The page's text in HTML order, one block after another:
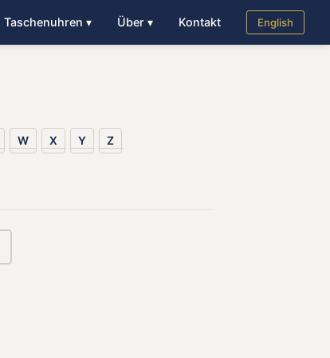
Taschenuhren ▾ Über ▾ Kontakt English
W X Y Z